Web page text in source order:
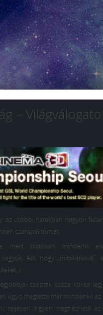
–
utóbbi hetekben nagyon
szereplő tornát.
mert biztosan mindenki
Azt, hogy
csaptak össze korea
úgyis megtette már mindenki)
teljesen ingyen megnézhető